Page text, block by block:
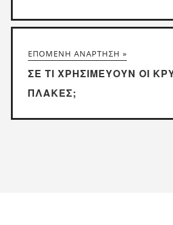
ΕΠΌΜΕΝΗ ΑΝΆΡΤΗΣΗ »
ΣΕ ΤΙ ΧΡΗΣΙΜΕΎΟΥΝ ΟΙ
ΠΛΆΚΕΣ;